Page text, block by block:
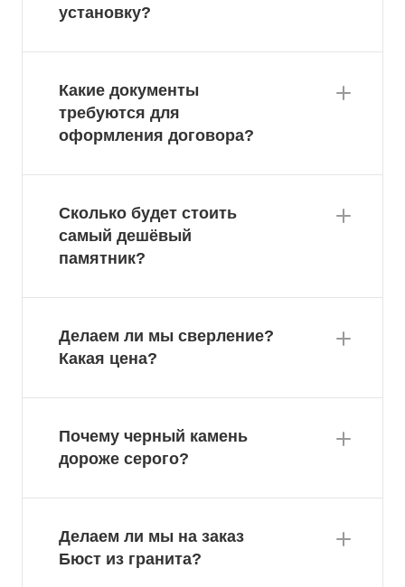
установку?
Какие документы
требуются для
оформления договора?
Сколько будет стоить
самый дешёвый
памятник?
Делаем ли мы сверление?
Какая цена?
Почему черный камень
дороже серого?
Делаем ли мы на заказ
Бюст из гранита?